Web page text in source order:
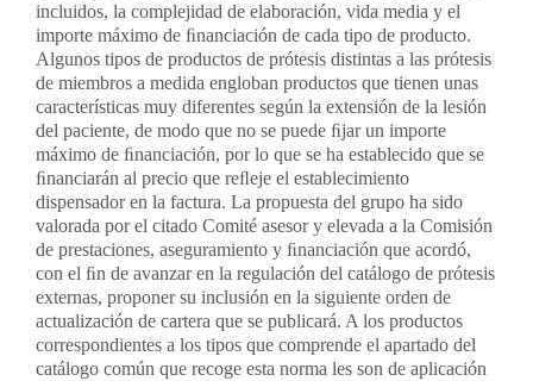
incluidos, la complejidad de elaboración, vida media y el
importe máximo de ﬁnanciación de cada tipo de producto.
Algunos tipos de productos de prótesis distintas a las prótesis
de miembros a medida engloban productos que tienen unas
características muy diferentes según la extensión de la lesión
del paciente, de modo que no se puede ﬁjar un importe
máximo de ﬁnanciación, por lo que se ha establecido que se
ﬁnanciarán al precio que reﬂeje el establecimiento
dispensador en la factura. La propuesta del grupo ha sido
valorada por el citado Comité asesor y elevada a la Comisión
de prestaciones, aseguramiento y ﬁnanciación que acordó,
con el ﬁn de avanzar en la regulación del catálogo de prótesis
externas, proponer su inclusión en la siguiente orden de
actualización de cartera que se publicará. A los productos
correspondientes a los tipos que comprende el apartado del
catálogo común que recoge esta norma les son de aplicación